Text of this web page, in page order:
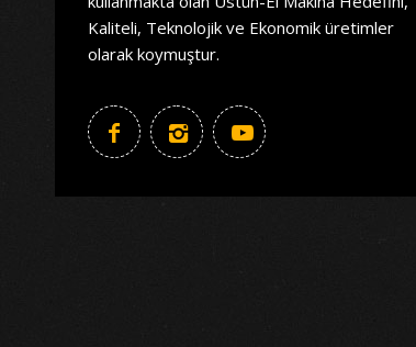
Kaliteli, Teknolojik ve Ekonomik üretimler
olarak koymuştur.